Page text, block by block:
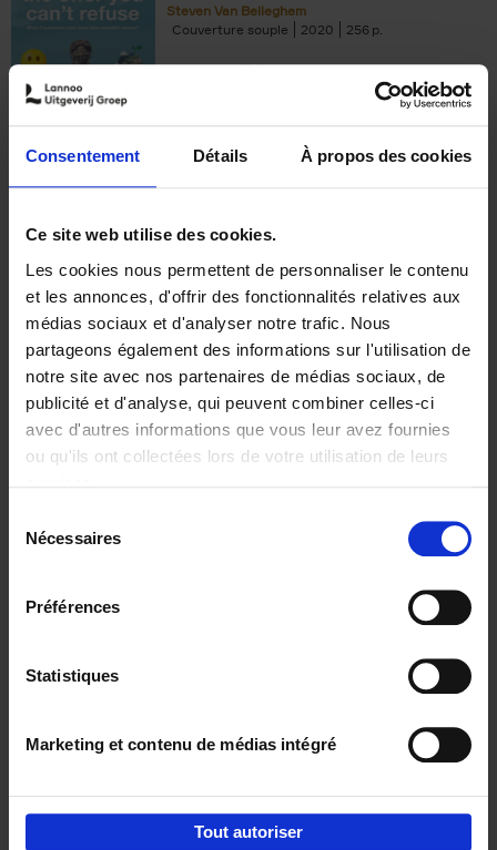
Consentement Détails À propos des cookies
Ce site web utilise des cookies.
Les cookies nous permettent de personnaliser le contenu
et les annonces, d'offrir des fonctionnalités relatives aux
médias sociaux et d'analyser notre trafic. Nous
partageons également des informations sur l'utilisation de
notre site avec nos partenaires de médias sociaux, de
publicité et d'analyse, qui peuvent combiner celles-ci
avec d'autres informations que vous leur avez fournies
ou qu'ils ont collectées lors de votre utilisation de leurs
Nécessaires
Préférences
Statistiques
Marketing et contenu de médias intégré
Tout autoriser
Steven Van Belleghem
Couverture souple
2020 256
€37,50
Building Bonds = Building
Business
Jochen Roef Jozefien De Feyter
Carolien Boom
Couverture souple
2025 200
€29,99
Digital marketing like a PRO -
completely revised edition (EN)